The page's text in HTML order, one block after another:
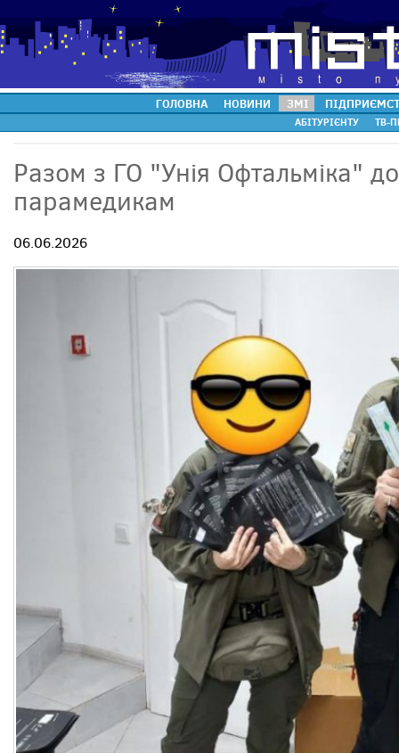
ГОЛОВНА НОВИНИ ЗМІ
АБІТУРІЄНТУ ТВ-
Разом з ГО "Унія Офтальміка"
парамедикам
06.06.2026